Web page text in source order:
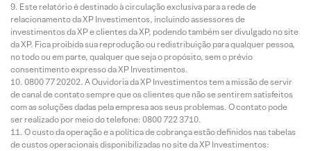
Este relatório é destinado à circulação exclusiva para a rede de
relacionamento da XP Investimentos, incluindo assessores de
investimentos da XP e clientes da XP, podendo também ser divulgado no site
da XP. Fica proibida sua reprodução ou redistribuição para qualquer pessoa,
no todo ou em parte, qualquer que seja o propósito, sem o prévio
consentimento expresso da XP Investimentos.
0800 77 20202. A Ouvidoria da XP Investimentos tem a missão de servir
de canal de contato sempre que os clientes que não se sentirem satisfeitos
com as soluções dadas pela empresa aos seus problemas. O contato pode
ser realizado por meio do telefone: 0800 722 3710.
O custo da operação e a política de cobrança estão definidos nas tabelas
de custos operacionais disponibilizadas no site da XP Investimentos: